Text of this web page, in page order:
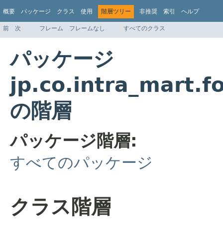
概要 パッケージ クラス 使用 階層ツリー 非推奨 索引 ヘルプ
前 次 フレーム フレームなし すべてのクラス
パッケージ
の階層
パッケージ階層:
すべてのパッケージ
クラス階層